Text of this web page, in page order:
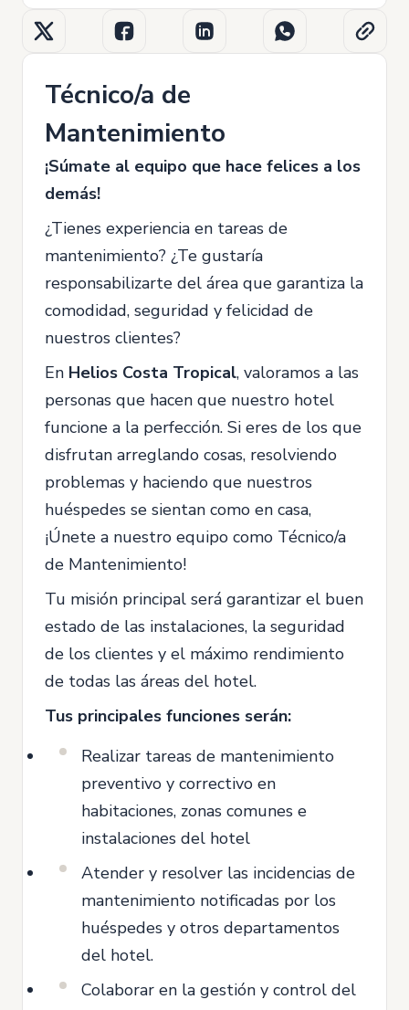
Técnico/a de
Mantenimiento
¡Súmate al equipo que hace felices a los
demás!
¿Tienes experiencia en tareas de
mantenimiento? ¿Te gustaría
responsabilizarte del área que garantiza la
comodidad, seguridad y felicidad de
nuestros clientes?
En Helios Costa Tropical, valoramos a las
personas que hacen que nuestro hotel
funcione a la perfección. Si eres de los que
disfrutan arreglando cosas, resolviendo
problemas y haciendo que nuestros
huéspedes se sientan como en casa,
¡Únete a nuestro equipo como Técnico/a
de Mantenimiento!
Tu misión principal será garantizar el buen
estado de las instalaciones, la seguridad
de los clientes y el máximo rendimiento
de todas las áreas del hotel.
Tus principales funciones serán:
Realizar tareas de mantenimiento
preventivo y correctivo en
habitaciones, zonas comunes e
instalaciones del hotel
Atender y resolver las incidencias de
mantenimiento notificadas por los
huéspedes y otros departamentos
del hotel.
Colaborar en la gestión y control del